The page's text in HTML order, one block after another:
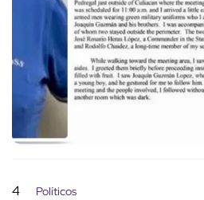
4 Políticos